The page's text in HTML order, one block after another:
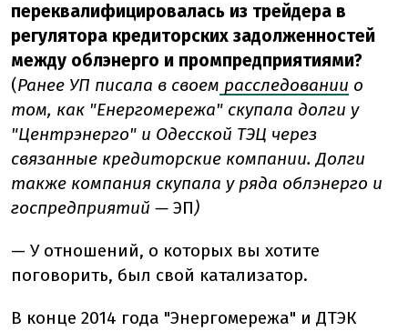
переквалифицировалась из трейдера в
регулятора кредиторских задолженностей
между облэнерго и промпредприятиями?
(Ранее УП писала в своем расследовании о
том, как "Енергомережа" скупала долги у
"Центрэнерго" и Одесской ТЭЦ через
связанные кредиторские компании. Долги
также компания скупала у ряда облэнерго и
госпредприятий — ЭП)
— У отношений, о которых вы хотите
поговорить, был свой катализатор.
В конце 2014 года "Энергомережа" и ДТЭК